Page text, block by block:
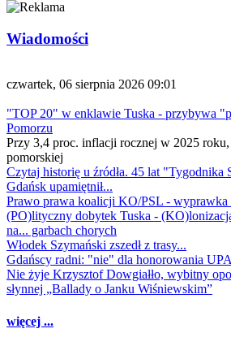
Wiadomości
czwartek, 06 sierpnia 2026 09:01
"TOP 20" w enklawie Tuska - przybywa
Pomorzu
Przy 3,4 proc. inflacji rocznej w 2025
pomorskiej
Czytaj historię u źródła. 45 lat "Tygodnika
Gdańsk upamiętnił...
Prawo prawa koalicji KO/PSL - wyprawka
(PO)lityczny dobytek Tuska -
na... garbach chorych
Włodek Szymański zszedł z trasy...
Gdańscy radni: "nie" dla honorowania
Nie żyje Krzysztof Dowgiałło, wybitny
słynnej „Ballady o Janku Wiśniewskim”
więcej ...